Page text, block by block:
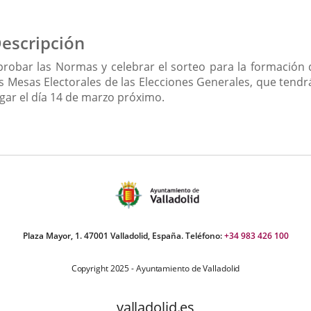
las Normas y celebrar el sorteo para la formación
Mesas Electorales de las Elecciones Generales, que
el día 14 de marzo próximo.
Plaza Mayor, 1. 47001 Valladolid, España. Teléfono:+34 983 426 100
Copyright 2025 - Ayuntamiento de Valladolid
valladolid.es